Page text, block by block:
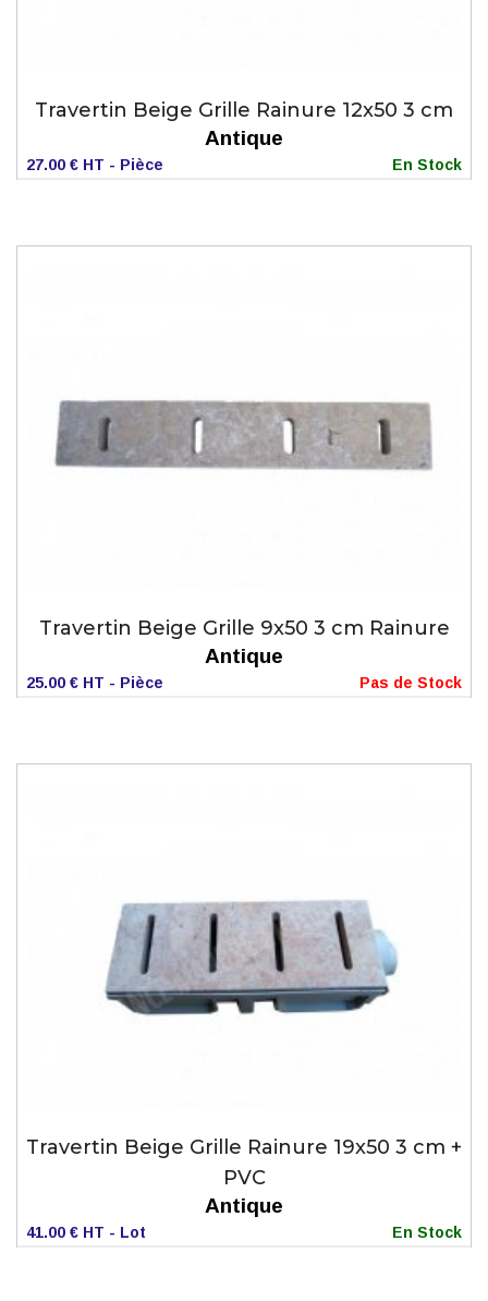
Travertin Beige Grille Rainure 12x50 3 cm
Antique
27.00 € HT - Pièce En Stock
Travertin Beige Grille 9x50 3 cm Rainure
Antique
25.00 € HT - Pièce Pas de Stock
Travertin Beige Grille Rainure 19x50 3 cm +
PVC
Antique
41.00 € HT - Lot En Stock